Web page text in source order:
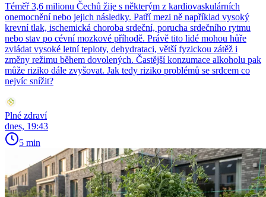
Téměř 3,6 milionu Čechů žije s některým z kardiovaskulárních
onemocnění nebo jejich následky. Patří mezi ně například vysoký
krevní tlak, ischemická choroba srdeční, porucha srdečního rytmu
nebo stav po cévní mozkové příhodě. Právě tito lidé mohou hůře
zvládat vysoké letní teploty, dehydrataci, větší fyzickou zátěž i
změny režimu během dovolených. Častější konzumace alkoholu pak
může riziko dále zvyšovat. Jak tedy riziko problémů se srdcem co
nejvíc snížit?
Plné zdraví
dnes, 19:43
5 min